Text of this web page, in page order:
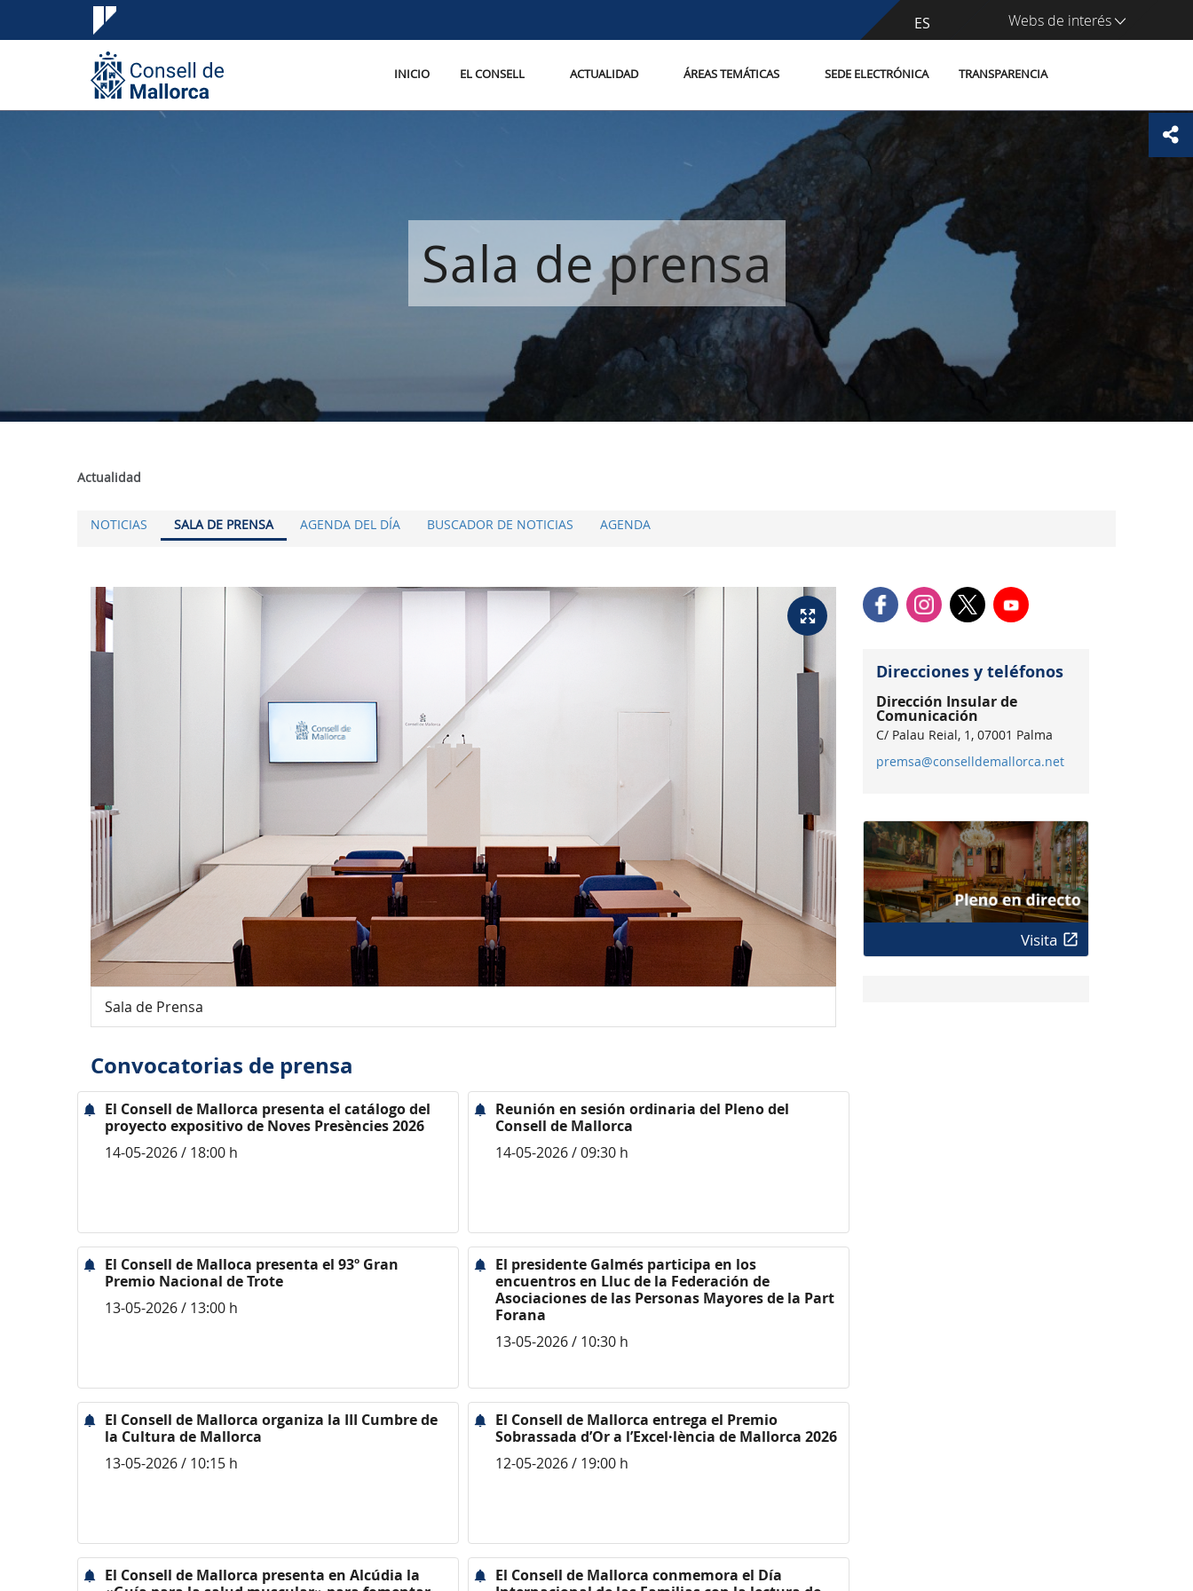
ES
CA Webs de interés
INICIO EL CONSELL ACTUALIDAD ÁREAS TEMÁTICAS SEDE ELECTRÓNICA TRANSPARENCIA
Sala de prensa
Actualidad
NOTICIAS SALA DE PRENSA AGENDA DEL DÍA BUSCADOR DE NOTICIAS AGENDA
Sala de Prensa
Convocatorias de prensa
El Consell de Mallorca presenta el catálogo del
proyecto expositivo de Noves Presències 2026
14-05-2026 / 18:00 h
Reunión en sesión ordinaria del Pleno del
Consell de Mallorca
14-05-2026 / 09:30 h
El Consell de Malloca presenta el 93º Gran
Premio Nacional de Trote
13-05-2026 / 13:00 h
El presidente Galmés participa en los
encuentros en Lluc de la Federación de
Asociaciones de las Personas Mayores de la Part
Forana
13-05-2026 / 10:30 h
El Consell de Mallorca organiza la III Cumbre de
la Cultura de Mallorca
13-05-2026 / 10:15 h
El Consell de Mallorca entrega el Premio
Sobrassada d’Or a l’Excel·lència de Mallorca 2026
12-05-2026 / 19:00 h
El Consell de Mallorca presenta en Alcúdia la
El Consell de Mallorca conmemora el Día
Direcciones y teléfonos
Dirección Insular de
Comunicación
C/ Palau Reial, 1, 07001 Palma
premsa@conselldemallorca.net
Visita